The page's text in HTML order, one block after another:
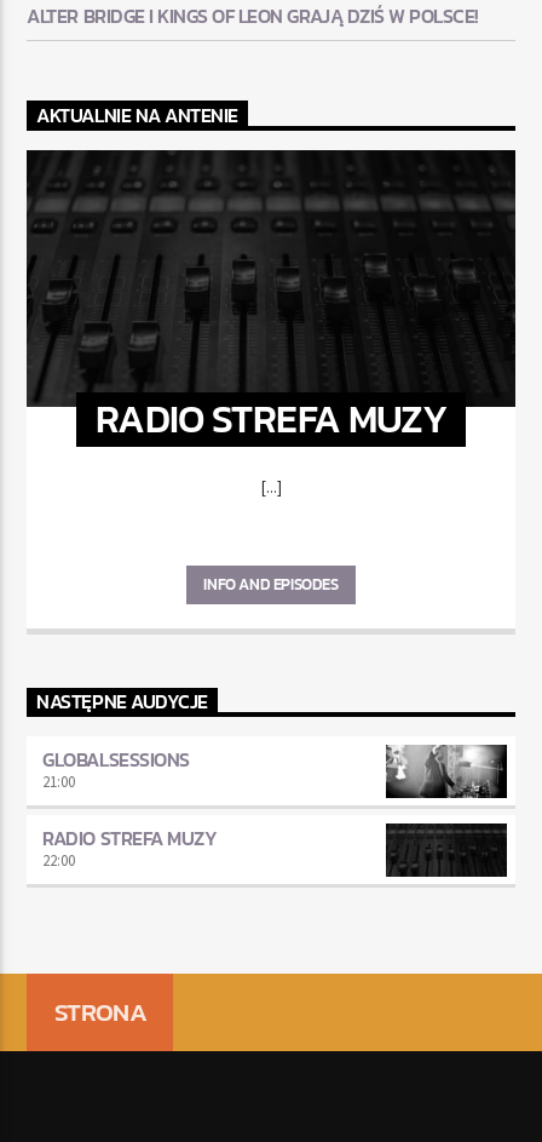
ALTER BRIDGE I KINGS OF LEON GRAJĄ DZIŚ W POLSCE!
AKTUALNIE NA ANTENIE
RADIO STREFA MUZY
[...]
INFO AND EPISODES
NASTĘPNE AUDYCJE
GLOBALSESSIONS
21:00
RADIO STREFA MUZY
22:00
STRONA